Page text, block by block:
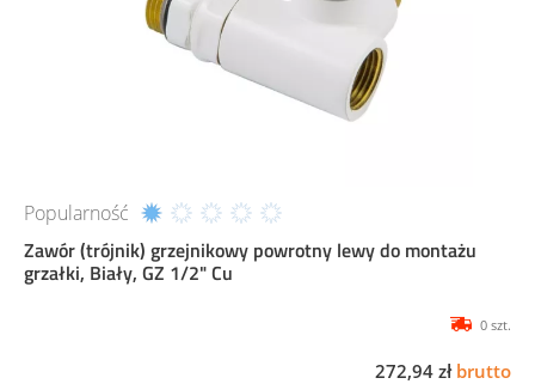
Popularność
Zawór (trójnik) grzejnikowy powrotny lewy do montażu
grzałki, Biały, GZ 1/2" Cu
0 szt.
272,94 zł brutto